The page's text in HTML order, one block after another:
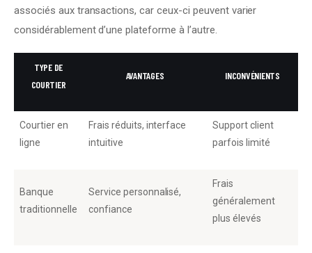
associés aux transactions, car ceux-ci peuvent varier
considérablement d’une plateforme à l’autre.
TYPE DE
COURTIER
AVANTAGES INCONVÉNIENTS
Courtier en
ligne
Frais réduits, interface
intuitive
Support client
parfois limité
Banque
traditionnelle
Service personnalisé,
confiance
Frais
généralement
plus élevés